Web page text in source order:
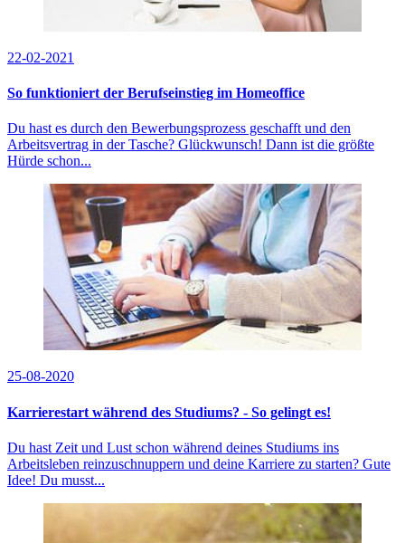
22-02-2021
So funktioniert der Berufseinstieg im Homeoffice
Du hast es durch den Bewerbungsprozess geschafft und den
Arbeitsvertrag in der Tasche? Glückwunsch! Dann ist die größte
Hürde schon...
25-08-2020
Karrierestart während des Studiums? - So gelingt es!
Du hast Zeit und Lust schon während deines Studiums ins
Arbeitsleben reinzuschnuppern und deine Karriere zu starten? Gute
Idee! Du musst...